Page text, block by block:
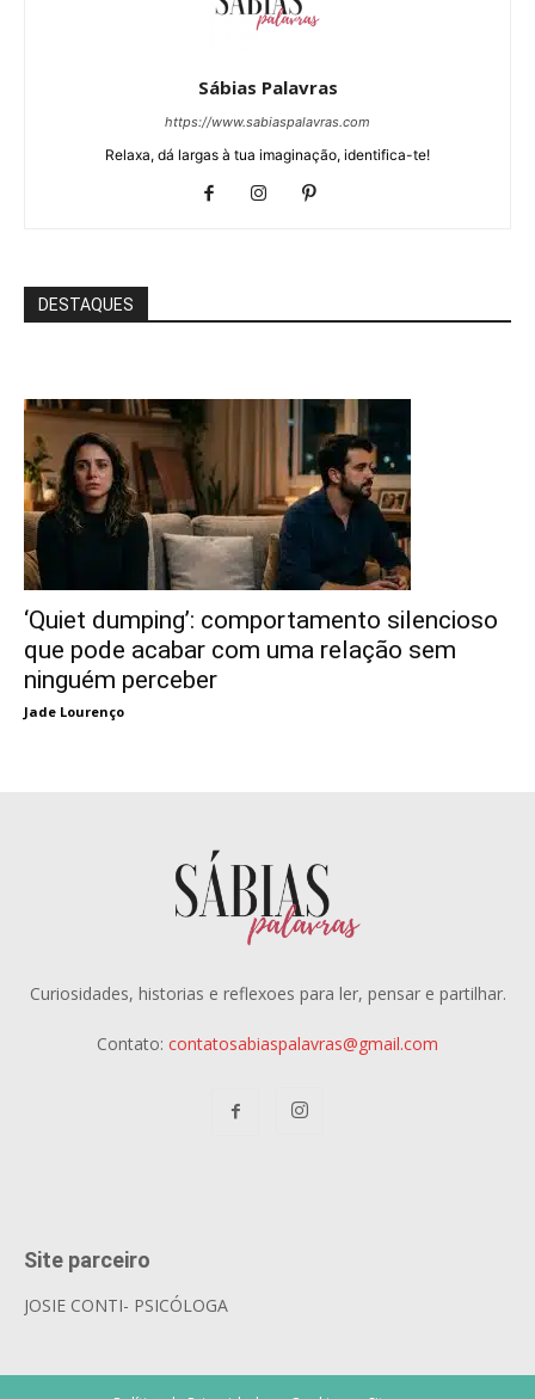
Sábias Palavras
https://www.sabiaspalavras.com
Relaxa, dá largas à tua imaginação, identifica-te!
DESTAQUES
‘Quiet dumping’: comportamento silencioso
que pode acabar com uma relação sem
ninguém perceber
Jade Lourenço
Curiosidades, historias e reflexoes para ler, pensar e partilhar.
Contato: contatosabiaspalavras@gmail.com
Site parceiro
JOSIE CONTI- PSICÓLOGA